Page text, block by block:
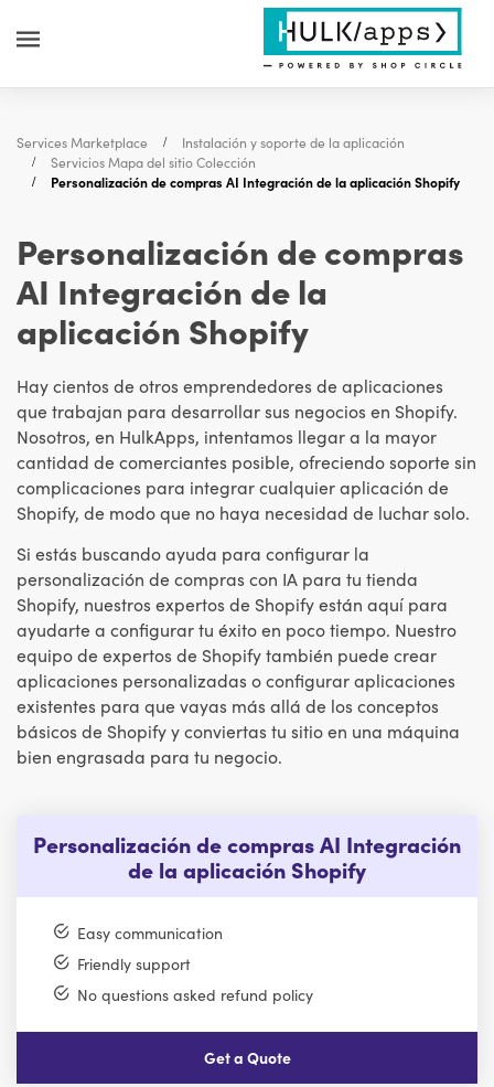
Services Marketplace
Instalación y soporte de la aplicación
Servicios Mapa del sitio Colección
Personalización de compras AI Integración de la aplicación Shopify
Personalización de compras
AI Integración de la
aplicación Shopify
Hay cientos de otros emprendedores de aplicaciones
que trabajan para desarrollar sus negocios en Shopify.
Nosotros, en HulkApps, intentamos llegar a la mayor
cantidad de comerciantes posible, ofreciendo soporte sin
complicaciones para integrar cualquier aplicación de
Shopify, de modo que no haya necesidad de luchar solo.
Si estás buscando ayuda para configurar la
personalización de compras con IA para tu tienda
Shopify, nuestros expertos de Shopify están aquí para
ayudarte a configurar tu éxito en poco tiempo. Nuestro
equipo de expertos de Shopify también puede crear
aplicaciones personalizadas o configurar aplicaciones
existentes para que vayas más allá de los conceptos
básicos de Shopify y conviertas tu sitio en una máquina
bien engrasada para tu negocio.
Personalización de compras AI Integración
de la aplicación Shopify
Easy communication
Friendly support
No questions asked refund policy
Get a Quote